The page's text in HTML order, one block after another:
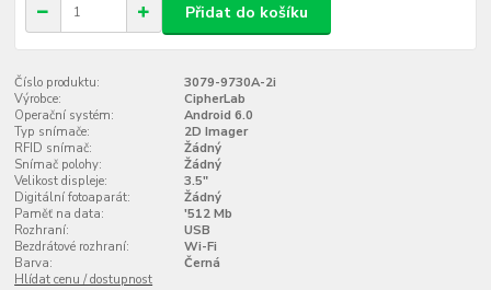
Přidat do košíku
Číslo produktu:
3079-9730A-2i
Výrobce:
CipherLab
Operační systém:
Android 6.0
Typ snímače:
2D Imager
RFID snímač:
Žádný
Snímač polohy:
Žádný
Velikost displeje:
3.5"
Digitální fotoaparát:
Žádný
Paměť na data:
'512 Mb
Rozhraní:
USB
Bezdrátové rozhraní:
Wi-Fi
Barva:
Černá
Hlídat cenu / dostupnost